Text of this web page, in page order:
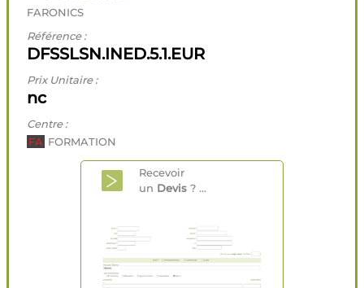
FARONICS
Référence :
DFSSLSN.INED.5.1.EUR
Prix Unitaire :
nc
Centre :
FA FORMATION
Recevoir
un Devis ? ...